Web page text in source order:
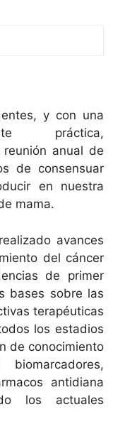
y con una
práctica,
anual de
de consensuar
en nuestra
mama.
avances
del cáncer
de primer
bases sobre las
terapéuticas
los estadios
de conocimiento
antidiana
los actuales